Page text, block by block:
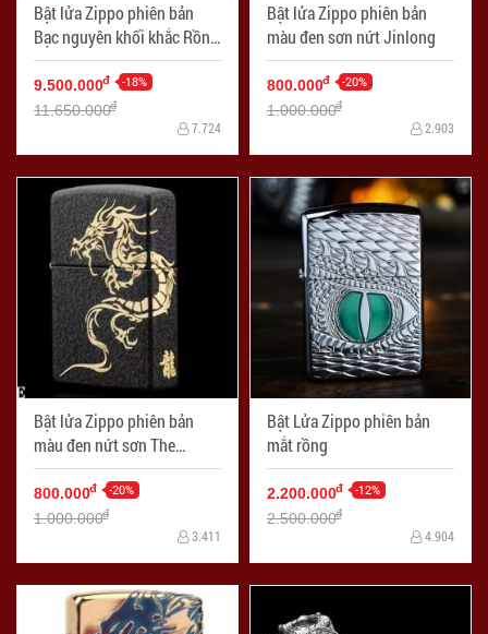
Bật lửa Zippo phiên bản
Bạc nguyên khối khắc Rồng
nhả ngọc
9.500.000đ -18%
11.650.000đ
7.724
Bật lửa Zippo phiên bản
màu đen sơn nứt Jinlong
800.000đ -20%
1.000.000đ
2.903
Bật lửa Zippo phiên bản
màu đen nứt sơn The
Dragon
800.000đ -20%
1.000.000đ
3.411
Bật Lửa Zippo phiên bản
mắt rồng
2.200.000đ -12%
2.500.000đ
4.904